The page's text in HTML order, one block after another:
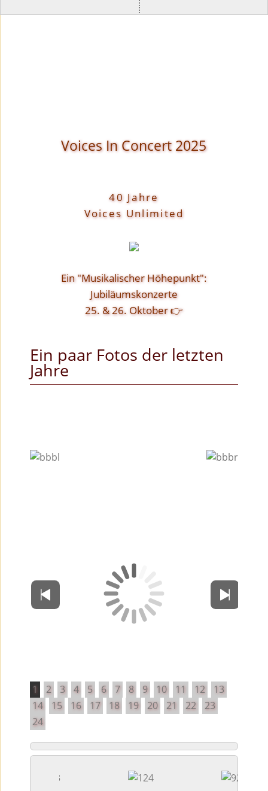
Voices In Concert 2025
40 Jahre
Voices Unlimited
Ein "Musikalischer Höhepunkt":
Jubiläumskonzerte
25. & 26. Oktober 👉
Ein paar Fotos der letzten
Jahre
1 2 3 4 5 6 7 8 9 10 11 12
13
14
15 16 17 18 19 20 21 22
23
24